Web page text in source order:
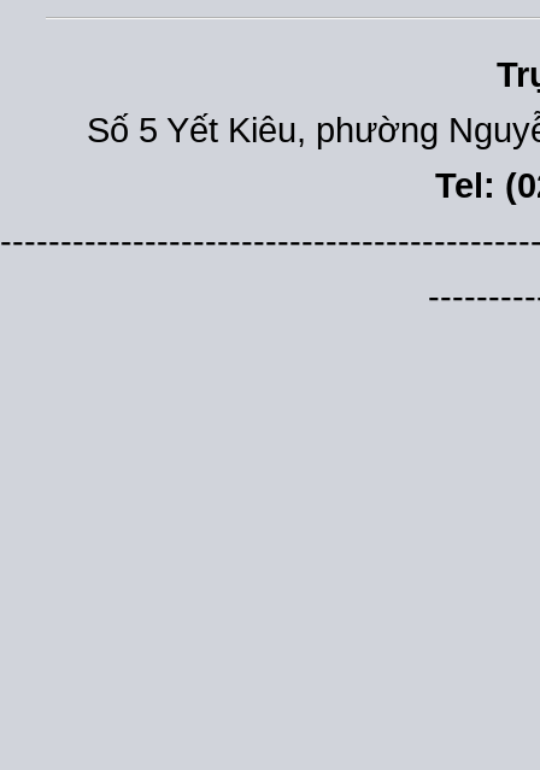
Số 5 Yết Kiêu, phường
Tel: